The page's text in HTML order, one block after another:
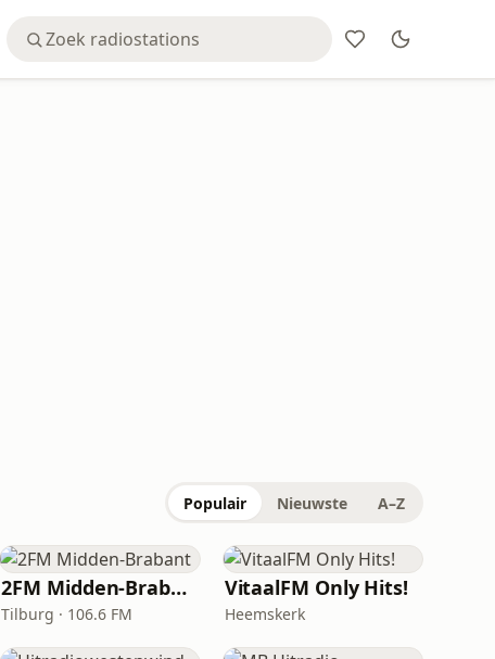
Populair Nieuwste A–Z
2FM Midden-Brabant
Tilburg · 106.6 FM
VitaalFM Only Hits!
Heemskerk